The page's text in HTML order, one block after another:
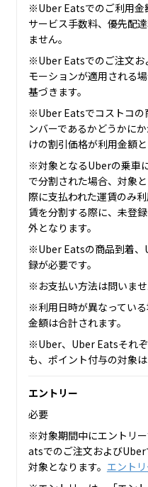
※Uber Eatsでのご利用金
サービス手数料、優先配
ません。
※Uber Eatsでのご注文お
モーションが適用される
基づきます。
※Uber Eatsでコストコの
ンバーであるかどうかに
けの割引価格が利用金額
※対象となるUberの乗車
で分割された場合、対象
際に支払われた運賃のみ
賃を分割する際に、未登
外となります。
※Uber Eatsの商品到着、
録が必要です。
※お支払い方法は問いませ
※利用日時が異なってい
金額は合計されます。
※Uber、Uber Eatsそれ
も、ポイント付与の対象
エントリー
必要
※対象期間中にエントリ
atsでのご注文および
対象となります。 エント